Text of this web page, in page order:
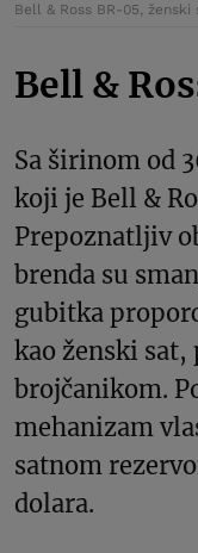
Bell & Ross BR-05, ženski
Bell &
Sa širinom od
koji je Bell &
Prepoznatljiv
brenda su
gubitka
kao ženski sat,
brojčanikom.
mehanizam
satnom
dolara.